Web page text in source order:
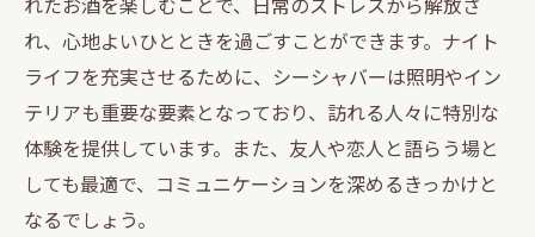
れ、心地よいひとときを過ごすことができます。ナイト
ライフを充実させるために、シーシャバーは照明やイン
テリアも重要な要素となっており、訪れる人々に特別な
体験を提供しています。また、友人や恋人と語らう場と
しても最適で、コミュニケーションを深めるきっかけと
なるでしょう。